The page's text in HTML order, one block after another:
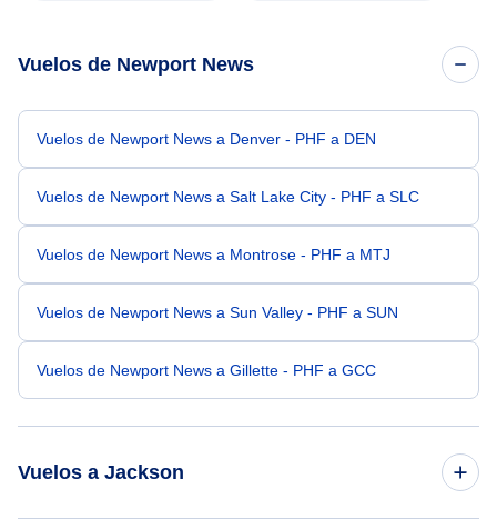
Vuelos de Newport News
Vuelos de Newport News a Denver - PHF a DEN
Vuelos de Newport News a Salt Lake City - PHF a SLC
Vuelos de Newport News a Montrose - PHF a MTJ
Vuelos de Newport News a Sun Valley - PHF a SUN
Vuelos de Newport News a Gillette - PHF a GCC
Vuelos a Jackson